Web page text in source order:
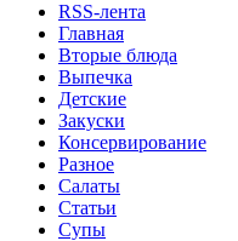
RSS-лента
Главная
Вторые блюда
Выпечка
Детские
Закуски
Консервирование
Разное
Салаты
Статьи
Супы